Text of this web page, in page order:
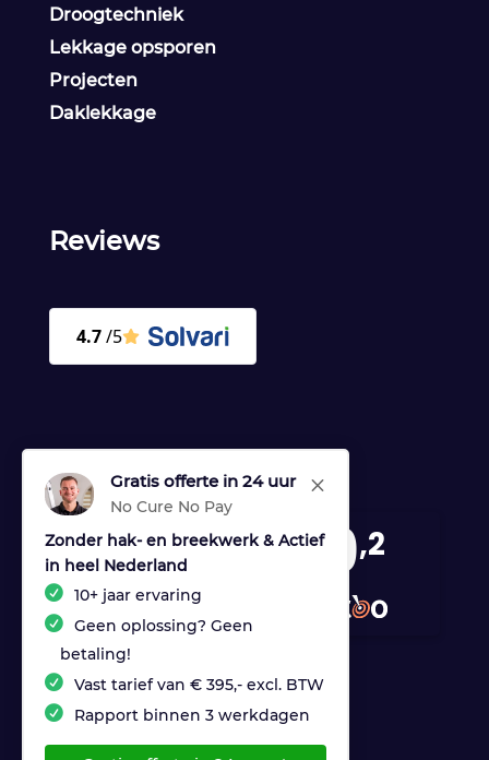
M
Gratis offerte in 24 uur
No Cure No Pay
Zonder hak- en breekwerk & Actief
in heel Nederland
10+ jaar ervaring
Geen oplossing? Geen
betaling!
Vast tarief van € 395,- excl. BTW
Rapport binnen 3 werkdagen
Droogtechniek
Lekkage opsporen
Projecten
Daklekkage
Reviews
9,2
provided by